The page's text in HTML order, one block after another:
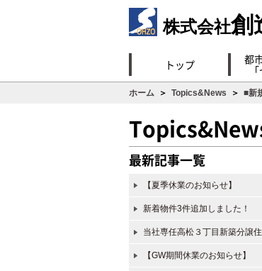
株式会社創
トップ
都
ホーム ＞ Topics&News ＞ ■新
最新記事一覧
【夏季休業のお知らせ】
新着物件3件追加しました！
当社専任高松３丁目新築分譲
【GW期間休業のお知らせ】